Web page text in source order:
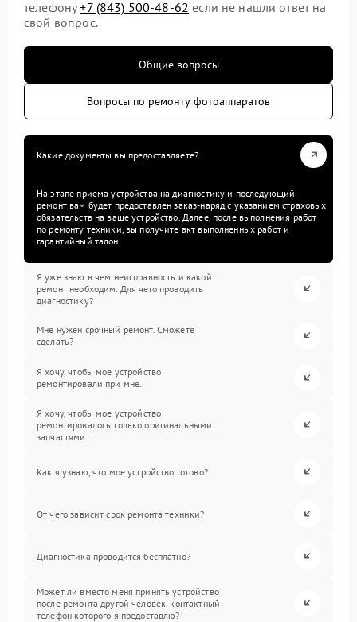
телефону+7 (843) 500-48-62 если не нашли ответ на
свой вопрос.
Общие вопросы
Вопросы по ремонту фотоаппаратов
Какие документы вы предоставляете?
На этапе приема устройства на диагностику и последующий
ремонт вам будет предоставлен заказ-наряд с указанием страховых
обязательств на ваше устройство. Далее, после выполнения работ
по ремонту техники, вы получите акт выполненных работ и
гарантийный талон.
Я уже знаю в чем неисправность и какой
ремонт необходим. Для чего проводить
диагностику?
Мне нужен срочный ремонт. Сможете
сделать?
Я хочу, чтобы мое устройство
ремонтировали при мне.
Я хочу, чтобы мое устройство
ремонтировалось только оригинальными
запчастями.
Как я узнаю, что мое устройство готово?
От чего зависит срок ремонта техники?
Диагностика проводится бесплатно?
Может ли вместо меня принять устройство
после ремонта другой человек, контактный
телефон которого я предоставлю?